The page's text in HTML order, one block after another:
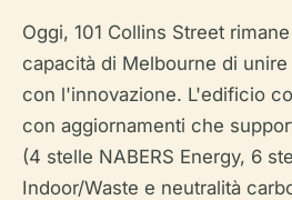
Oggi, 101 Collins Street
capacità di Melbourne di
con l'innovazione. L'edificio
con aggiornamenti che
(4 stelle NABERS Energy, 6
Indoor/Waste e neutralità